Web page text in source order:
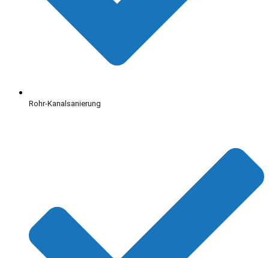
Rohr-Kanalsanierung